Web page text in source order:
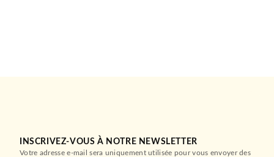
INSCRIVEZ-VOUS À NOTRE NEWSLETTER
Votre adresse e-mail sera uniquement utilisée pour vous envoyer des